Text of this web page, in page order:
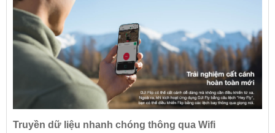
Truyền dữ liệu nhanh chóng thông qua Wifi